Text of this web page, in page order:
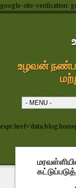
google-site-verification:
உழவன்